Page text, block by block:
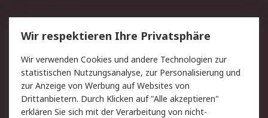
Service
Value Added Services
Lieferlösungen
Rücksendungen
Kontakt
Hilfe
Privatkunden
Rechtliches
Wir respektieren Ihre Privatsphäre
Wir verwenden Cookies und andere Technologien zur
statistischen Nutzungsanalyse, zur Personalisierung und
zur Anzeige von Werbung auf Websites von
Drittanbietern. Durch Klicken auf "Alle akzeptieren"
erklären Sie sich mit der Verarbeitung von nicht-